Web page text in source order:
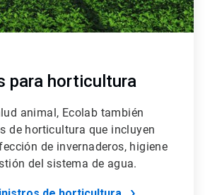
para horticultura
animal, Ecolab también
de horticultura que incluyen
de invernaderos, higiene
del sistema de agua.